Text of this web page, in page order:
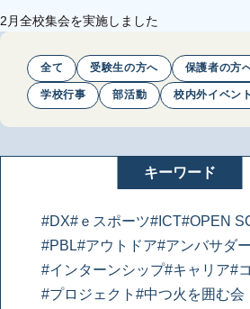
2月全校集会を実施しました
全て 受験生の方へ 保護者の方
学校行事 部活動 校内外イベント
キーワード
#DX#ｅスポーツ#ICT#OPEN
#PBL#アウトドア#アンバサダー
#インターンシップ#キャリア#
#プロジェクト #中つ火を囲む会